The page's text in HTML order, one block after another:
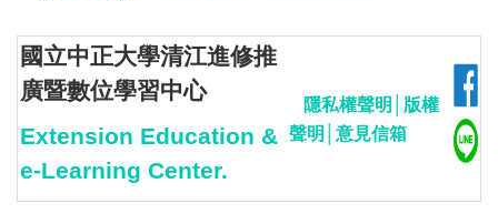
國立中正大學清江進修推
廣暨數位學習中心
Extension Education &
e-Learning Center.
隱私權聲明
版權
聲明
意見信箱